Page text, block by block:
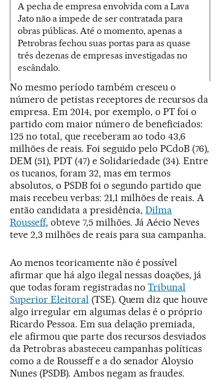
A pecha de empresa envolvida com a Lava
Jato não a impede de ser contratada para
obras públicas. Até o momento, apenas a
Petrobras fechou suas portas para as quase
três dezenas de empresas investigadas no
escândalo.
No mesmo período também cresceu o
número de petistas receptores de recursos da
empresa. Em 2014, por exemplo, o PT foi o
partido com maior número de beneficiados:
125 no total, que receberam ao todo 43,6
milhões de reais. Foi seguido pelo PCdoB (76),
DEM (51), PDT (47) e Solidariedade (34). Entre
os tucanos, foram 32, mas em termos
absolutos, o PSDB foi o segundo partido que
mais recebeu verbas: 21,1 milhões de reais. A
então candidata a presidência,Dilma
Rousseff, obteve 7,5 milhões. Já Aécio Neves
teve 2,3 milhões de reais para sua campanha.
Ao menos teoricamente não é possível
afirmar que há algo ilegal nessas doações, já
que todas foram registradas noTribunal
Superior Eleitoral (TSE). Quem diz que houve
algo irregular em algumas delas é o próprio
Ricardo Pessoa. Em sua delação premiada,
ele afirmou que parte dos recursos desviados
da Petrobras abasteceu campanhas políticas
como a de Rousseff e a do senador Aloysio
Nunes (PSDB). Ambos negam as fraudes.